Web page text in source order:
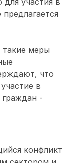
такие меры
что
в
граждан -
конфликт